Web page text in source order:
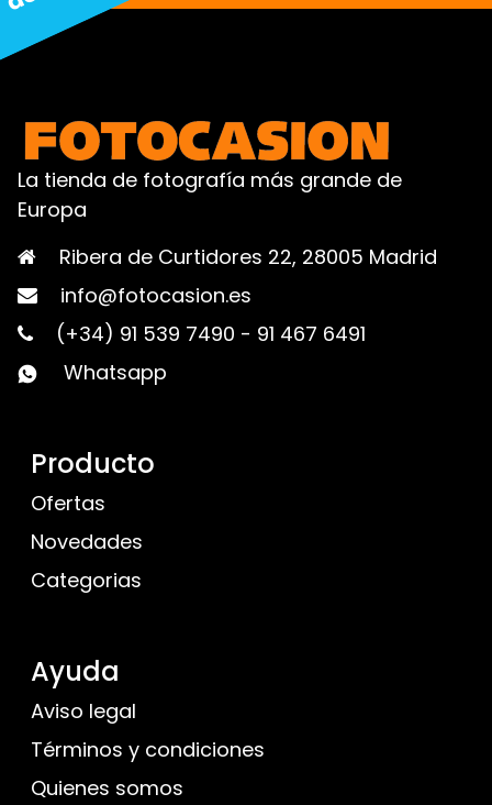
La tienda de fotografía más grande de
Europa
Ribera de Curtidores 22, 28005 Madrid
info@fotocasion.es
(+34) 91 539 7490 - 91 467 6491
Whatsapp
Producto
Ofertas
Novedades
Categorias
Ayuda
Aviso legal
Términos y condiciones
Quienes somos